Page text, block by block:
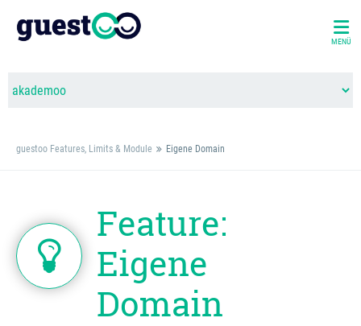
MENÜ
guestoo Features, Limits & Module Eigene Domain
Feature:
Eigene
Domain